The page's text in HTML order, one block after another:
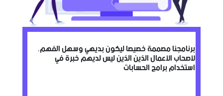
برنامجنا مصممة خصيصا ليكون بديهي وسهل الفهم،
لأصحاب الأعمال الذين الذين ليس لديهم خبرة في
استخدام برامج الحسابات